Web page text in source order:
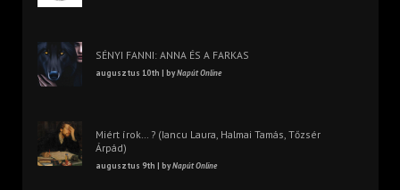
SÉNYI FANNI: ANNA ÉS A FARKAS
augusztus 10th | byNapút Online
Miért írok… ? (Iancu Laura, Halmai Tamás, Tőzsér
Árpád)
augusztus 9th | byNapút Online